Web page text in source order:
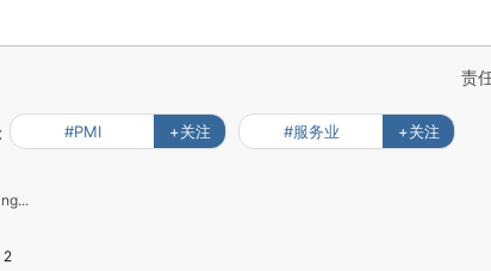
责
#PMI +关注 #服务业 +关注
2